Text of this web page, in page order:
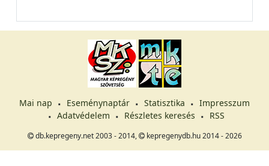
Mai nap Eseménynaptár Statisztika
Impresszum
Adatvédelem
Részletes keresés RSS
db.kepregeny.net 2003 - 2014, kepregenydb.hu 2014 - 2026